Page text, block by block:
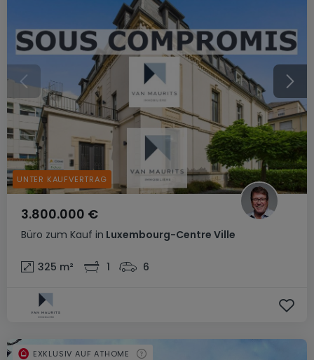
Büro zum Kauf in Luxembourg-Centre Ville
3.800.000 €
325 m² 1 6
UNTER KAUFVERTRAG
EXKLUSIV AUF ATHOME